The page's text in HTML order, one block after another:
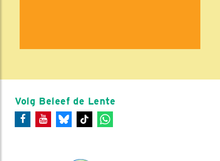
Volg Beleef de Lente